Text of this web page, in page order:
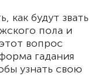
будут звать
пола и
вопрос
гадания
узнать свою